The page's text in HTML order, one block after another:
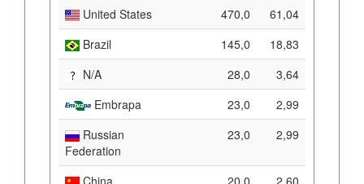
United States 470,0
61,04
Brazil
145,0
18,83
N/A
28,0
3,64
Embrapa
23,0
2,99
Russian
Federation
23,0 2,99
China 20,0
2,60